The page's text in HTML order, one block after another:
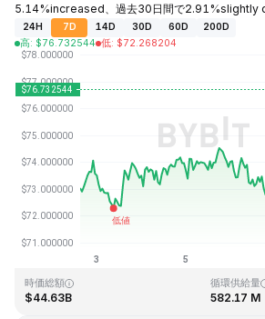
5.14%increased、過去30日間で2.91%slightly
24H 7D 14D 30D 60D
200D
高: $76.732544 低: $72.268204
最終更新日時：2026-08-09、14:38 GMT+0
過去最高値
時価総額
$44.63B
循環供給量
582.17 M